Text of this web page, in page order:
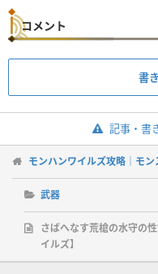
コメント
書
記事・書
モンハンワイルズ攻略｜モ
武器
さばへなす荒槍の水守の
イルズ】